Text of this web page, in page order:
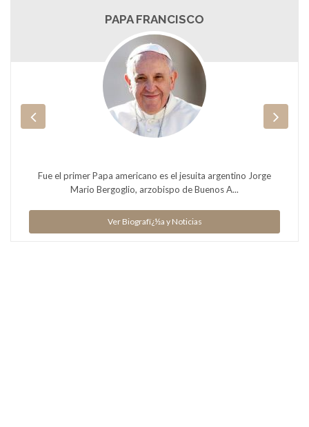
PAPA FRANCISCO
Fue el primer Papa americano es el jesuita argentino Jorge
Mario Bergoglio, arzobispo de Buenos A...
Ver Biografï¿½a y Noticias